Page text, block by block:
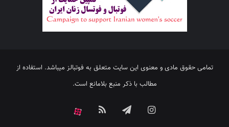
تمامی حقوق مادی و معنوی این سایت متعلق به فوتبالز میباشد. استفاده از
مطالب با ذکر منبع بلامانع است.
اینستاگرامتلگرام خوراک